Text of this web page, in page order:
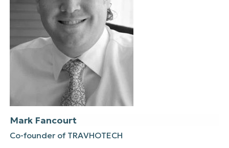
Mark Fancourt
Co-founder of TRAVHOTECH